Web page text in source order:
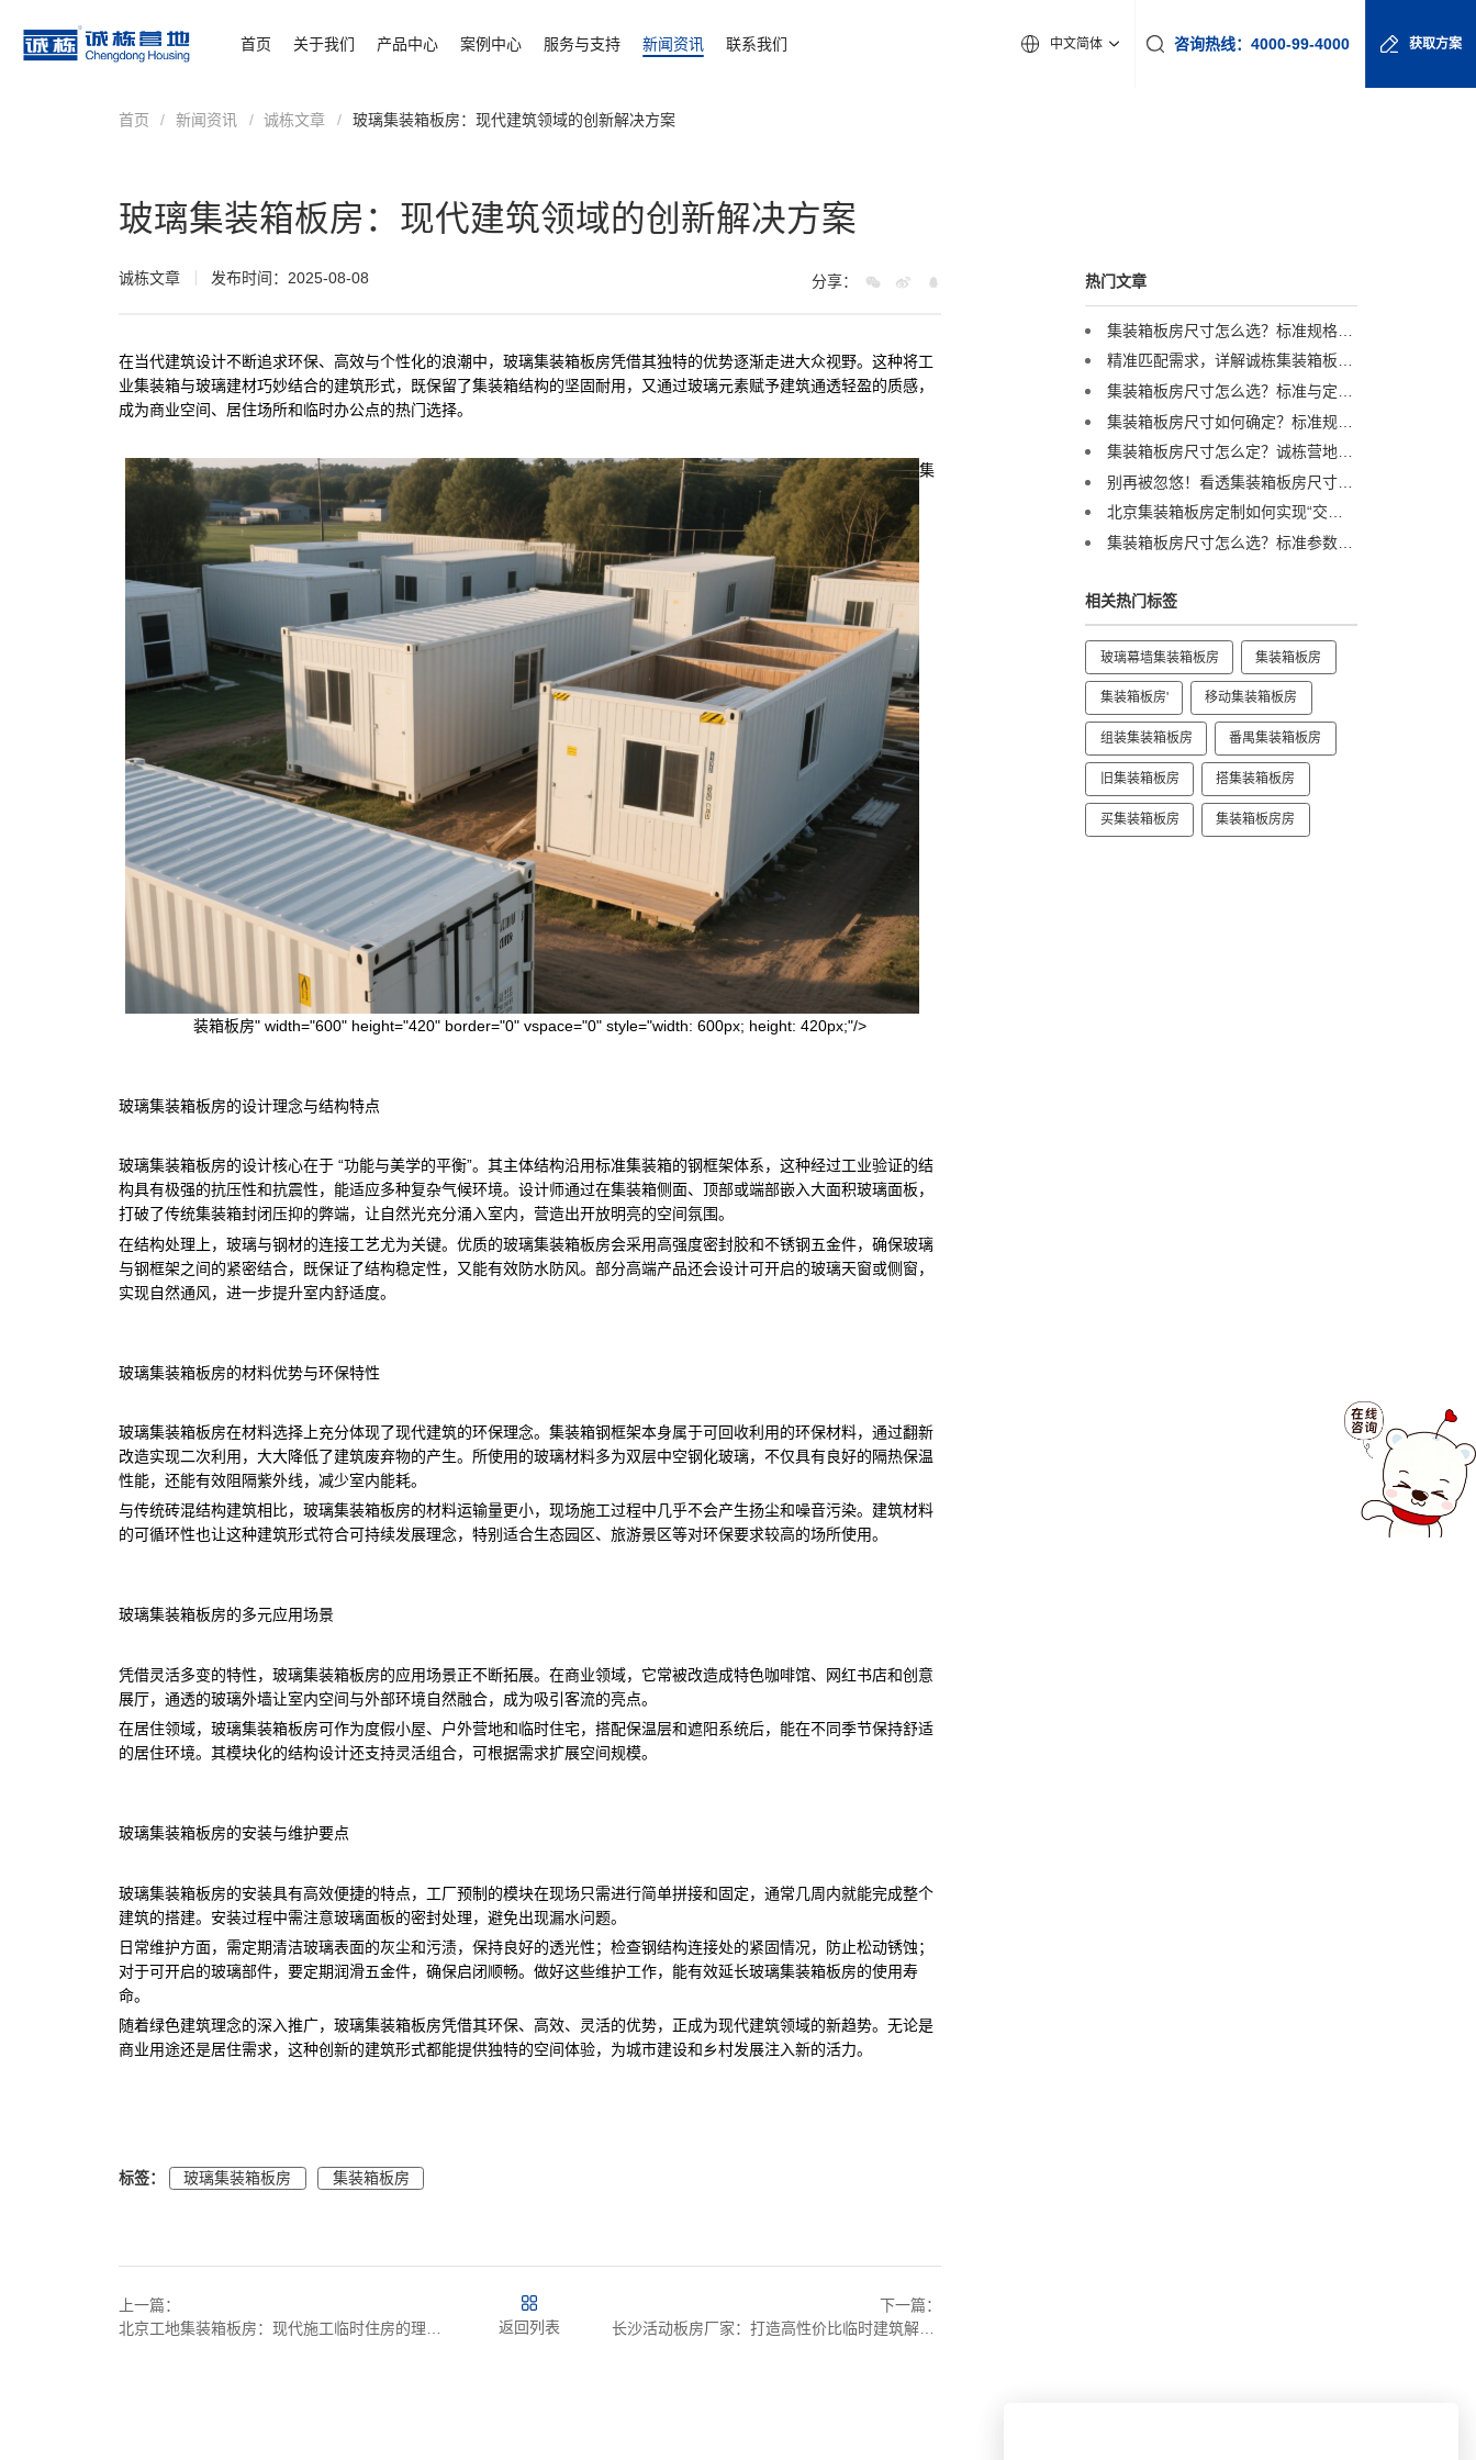
首页 关于我们 产品中心 案例中心 服务与支持 新闻资讯 联系我们 中文简体 咨询热线：4000-99-4000 获取方案
首页 / 新闻资讯 / 诚栋文章 / 玻璃集装箱板房：现代建筑领域的创新解决方案
玻璃集装箱板房：现代建筑领域的创新解决方案
诚栋文章 发布时间：2025-08-08 分享：
在当代建筑设计不断追求环保、高效与个性化的浪潮中，玻璃集装箱板房凭借其独特的优势逐渐走进大众视野。这种将工
业集装箱与玻璃建材巧妙结合的建筑形式，既保留了集装箱结构的坚固耐用，又通过玻璃元素赋予建筑通透轻盈的质感，
成为商业空间、居住场所和临时办公点的热门选择。
集
装箱板房" width="600" height="420" border="0" vspace="0" style="width: 600px; height: 420px;"/>
玻璃集装箱板房的设计理念与结构特点
玻璃集装箱板房的设计核心在于 “功能与美学的平衡”。其主体结构沿用标准集装箱的钢框架体系，这种经过工业验证的结
构具有极强的抗压性和抗震性，能适应多种复杂气候环境。设计师通过在集装箱侧面、顶部或端部嵌入大面积玻璃面板，
打破了传统集装箱封闭压抑的弊端，让自然光充分涌入室内，营造出开放明亮的空间氛围。
在结构处理上，玻璃与钢材的连接工艺尤为关键。优质的玻璃集装箱板房会采用高强度密封胶和不锈钢五金件，确保玻璃
与钢框架之间的紧密结合，既保证了结构稳定性，又能有效防水防风。部分高端产品还会设计可开启的玻璃天窗或侧窗，
实现自然通风，进一步提升室内舒适度。
玻璃集装箱板房的材料优势与环保特性
玻璃集装箱板房在材料选择上充分体现了现代建筑的环保理念。集装箱钢框架本身属于可回收利用的环保材料，通过翻新
改造实现二次利用，大大降低了建筑废弃物的产生。所使用的玻璃材料多为双层中空钢化玻璃，不仅具有良好的隔热保温
性能，还能有效阻隔紫外线，减少室内能耗。
与传统砖混结构建筑相比，玻璃集装箱板房的材料运输量更小，现场施工过程中几乎不会产生扬尘和噪音污染。建筑材料
的可循环性也让这种建筑形式符合可持续发展理念，特别适合生态园区、旅游景区等对环保要求较高的场所使用。
玻璃集装箱板房的多元应用场景
凭借灵活多变的特性，玻璃集装箱板房的应用场景正不断拓展。在商业领域，它常被改造成特色咖啡馆、网红书店和创意
展厅，通透的玻璃外墙让室内空间与外部环境自然融合，成为吸引客流的亮点。
在居住领域，玻璃集装箱板房可作为度假小屋、户外营地和临时住宅，搭配保温层和遮阳系统后，能在不同季节保持舒适
的居住环境。其模块化的结构设计还支持灵活组合，可根据需求扩展空间规模。
玻璃集装箱板房的安装与维护要点
玻璃集装箱板房的安装具有高效便捷的特点，工厂预制的模块在现场只需进行简单拼接和固定，通常几周内就能完成整个
建筑的搭建。安装过程中需注意玻璃面板的密封处理，避免出现漏水问题。
日常维护方面，需定期清洁玻璃表面的灰尘和污渍，保持良好的透光性；检查钢结构连接处的紧固情况，防止松动锈蚀；
对于可开启的玻璃部件，要定期润滑五金件，确保启闭顺畅。做好这些维护工作，能有效延长玻璃集装箱板房的使用寿
命。
随着绿色建筑理念的深入推广，玻璃集装箱板房凭借其环保、高效、灵活的优势，正成为现代建筑领域的新趋势。无论是
商业用途还是居住需求，这种创新的建筑形式都能提供独特的空间体验，为城市建设和乡村发展注入新的活力。
标签： 玻璃集装箱板房 集装箱板房
上一篇：
北京工地集装箱板房：现代施工临时住房的理想选择
返回列表
下一篇：
长沙活动板房厂家：打造高性价比临时建筑解决方案
热门文章
精准匹配需求，详解诚栋集装箱板房尺寸与定制化服务
北京集装箱板房定制如何实现“交钥匙”？这家企业有标准答案
相关热门标签
玻璃幕墙集装箱板房 集装箱板房
集装箱板房' 移动集装箱板房
组装集装箱板房 番禺集装箱板房
旧集装箱板房 搭集装箱板房
买集装箱板房 集装箱板房房